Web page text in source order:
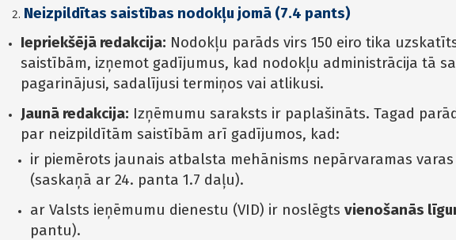
Neizpildītas saistības nodokļu jomā (7.4 pants)
Iepriekšējā redakcija: Nodokļu parāds virs 150 eiro tika
saistībām, izņemot gadījumus, kad nodokļu administrācija tā
pagarinājusi, sadalījusi termiņos vai atlikusi.
Jaunā redakcija: Izņēmumu saraksts ir paplašināts. Tagad
par neizpildītām saistībām arī gadījumos, kad:
ir piemērots jaunais atbalsta mehānisms nepārvaramas
(saskaņā ar 24. panta 1.7 daļu).
ar Valsts ieņēmumu dienestu (VID) ir noslēgts vienošanās
pantu).